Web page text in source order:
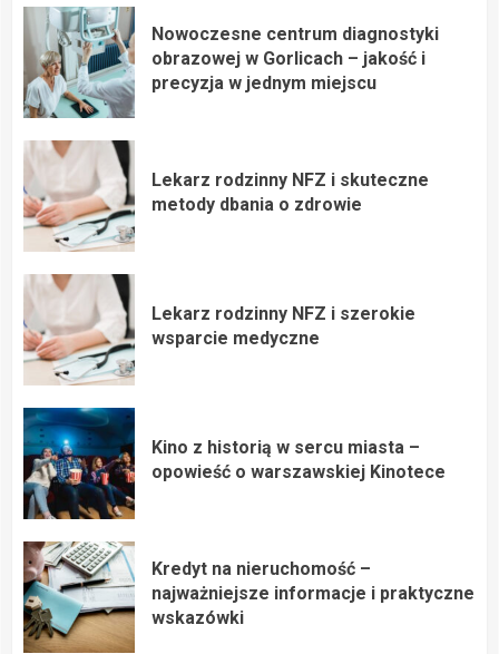
Nowoczesne centrum diagnostyki
obrazowej w Gorlicach – jakość i
precyzja w jednym miejscu
Lekarz rodzinny NFZ i skuteczne
metody dbania o zdrowie
Lekarz rodzinny NFZ i szerokie
wsparcie medyczne
Kino z historią w sercu miasta –
opowieść o warszawskiej Kinotece
Kredyt na nieruchomość –
najważniejsze informacje i praktyczne
wskazówki